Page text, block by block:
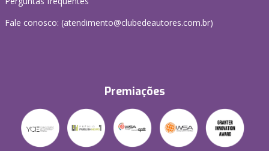
Fale conosco: (atendimento@clubedeautores.com.br)
Premiações